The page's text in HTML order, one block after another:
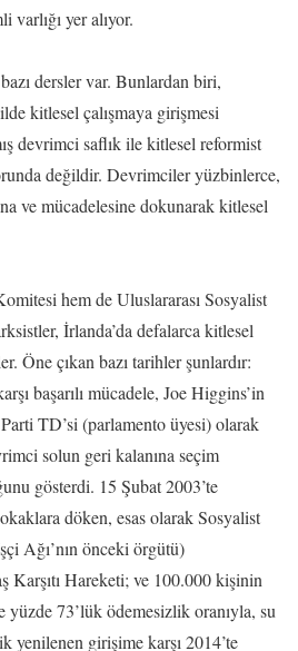
varlığı yer alıyor.
dersler var. Bunlardan biri,
kitlesel çalışmaya girişmesi
devrimci saflık ile kitlesel reformist
değildir. Devrimciler yüzbinlerce,
ve mücadelesine dokunarak kitlesel
hem de Uluslararası Sosyalist
İrlanda’da defalarca kitlesel
Öne çıkan bazı tarihler şunlardır:
başarılı mücadele, Joe Higgins’in
TD’si (parlamento üyesi) olarak
solun geri kalanına seçim
gösterdi. 15 Şubat 2003’te
döken, esas olarak Sosyalist
Ağı’nın önceki örgütü)
Karşıtı Hareketi; ve 100.000 kişinin
73’lük ödemesizlik oranıyla, su
yenilenen girişime karşı 2014’te